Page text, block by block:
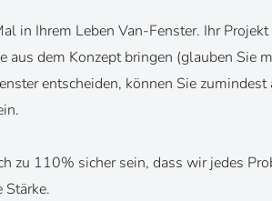
in Ihrem Leben Van-Fenster. Ihr
aus dem Konzept bringen (glauben Sie
entscheiden, können Sie
zu 110% sicher sein, dass wir jedes
Stärke.